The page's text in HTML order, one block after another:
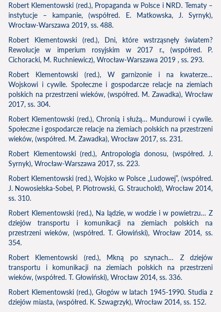
Robert Klementowski (red.), Propaganda w Polsce i NRD. Tematy –
instytucje – kampanie, (współred. E. Matkowska, J. Syrnyk),
Wrocław-Warszawa 2019, ss. 488.
Robert Klementowski (red.), Dni, które wstrząsnęły światem?
Rewolucje w imperium rosyjskim w 2017 r., (współred. P.
Cichoracki, M. Ruchniewicz), Wrocław-Warszawa 2019 , ss. 293.
Robert Klementowski (red.), W garnizonie i na kwaterze…
Wojskowi i cywile. Społeczne i gospodarcze relacje na ziemiach
polskich na przestrzeni wieków, (współred. M. Zawadka), Wrocław
2017, ss. 304.
Robert Klementowski (red.), Chronią i służą… Mundurowi i cywile.
Społeczne i gospodarcze relacje na ziemiach polskich na przestrzeni
wieków, (współred. M. Zawadka), Wrocław 2017, ss. 231.
Robert Klementowski (red.), Antropologia donosu, (współred. J.
Syrnyk), Wrocław-Warszawa 2017, ss. 223.
Robert Klementowski (red.), Wojsko w Polsce „Ludowej”, (współred.
J. Nowosielska-Sobel, P. Piotrowski, G. Strauchold), Wrocław 2014,
ss. 310.
Robert Klementowski (red.), Na lądzie, w wodzie i w powietrzu… Z
dziejów transportu i komunikacji na ziemiach polskich na
przestrzeni wieków, (współred. T. Głowiński), Wrocław 2014, ss.
354.
Robert Klementowski (red.), Mkną po szynach… Z dziejów
transportu i komunikacji na ziemiach polskich na przestrzeni
wieków, (współred. T. Głowiński), Wrocław 2014, ss. 336.
Robert Klementowski (red.), Głogów w latach 1945-1990. Studia z
dziejów miasta, (współred. K. Szwagrzyk), Wrocław 2014, ss. 152.